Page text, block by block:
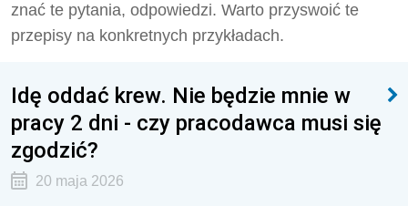
znać te pytania, odpowiedzi. Warto przyswoić te
przepisy na konkretnych przykładach.
Idę oddać krew. Nie będzie mnie w
pracy 2 dni - czy pracodawca musi się
zgodzić?
20 maja 2026